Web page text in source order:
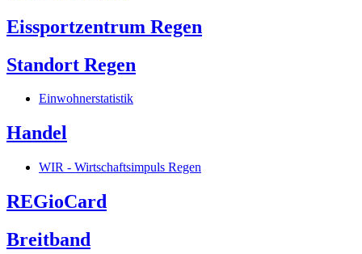
Eissportzentrum Regen
Standort Regen
Einwohnerstatistik
Handel
WIR - Wirtschaftsimpuls Regen
REGioCard
Breitband